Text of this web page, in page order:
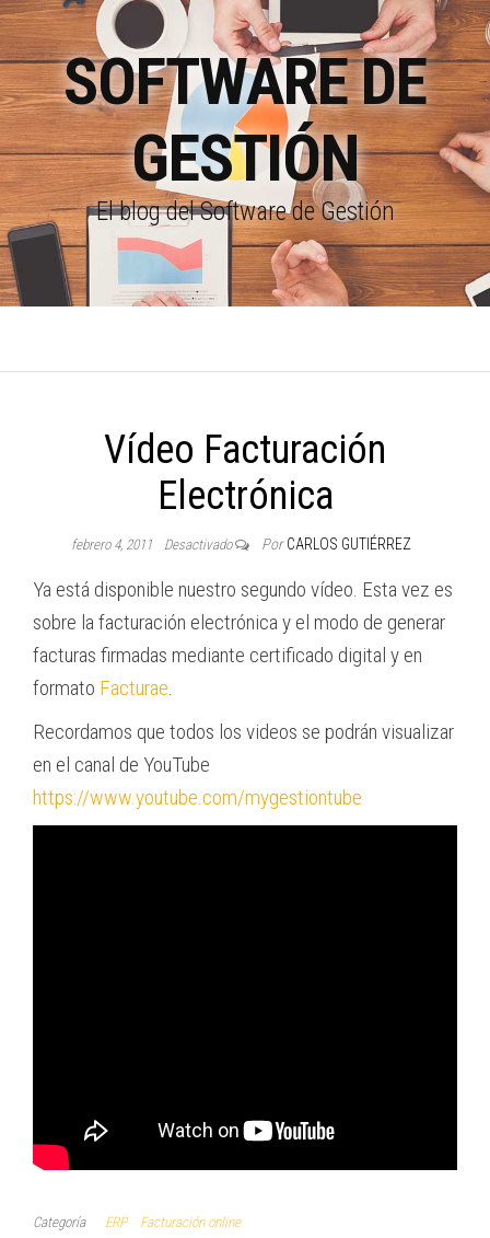
SOFTWARE DE
GESTIÓN
El blog del Software de Gestión
Vídeo Facturación
Electrónica
febrero 4, 2011 Desactivado Por CARLOS GUTIÉRREZ
Ya está disponible nuestro segundo vídeo. Esta vez es
sobre la facturación electrónica y el modo de generar
facturas firmadas mediante certificado digital y en
formato Facturae.
Recordamos que todos los videos se podrán visualizar
en el canal de YouTube
https://www.youtube.com/mygestiontube
Categoría ERP Facturación online